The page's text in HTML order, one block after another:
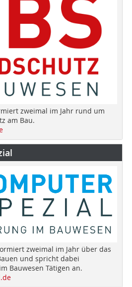
zweimal im Jahr rund um
am Bau.
zweimal im Jahr über das
und spricht dabei
Bauwesen Tätigen an.